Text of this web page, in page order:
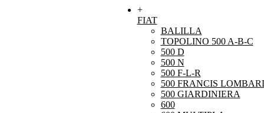
+
FIAT
BALILLA
TOPOLINO 500 A-B-C
500 D
500 N
500 F-L-R
500 FRANCIS
500 GIARDINIERA
600